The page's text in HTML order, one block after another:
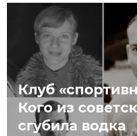
Клуб
Кого из
сгубила водка